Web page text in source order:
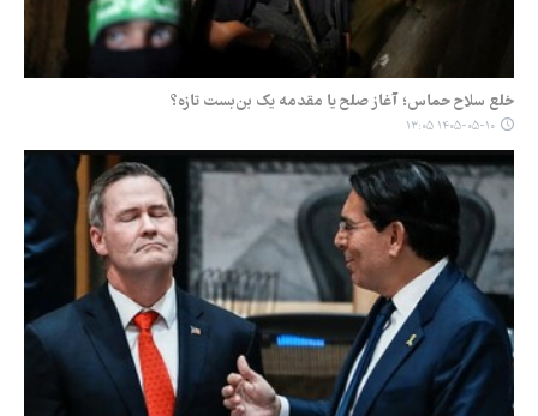
خلع سلاح حماس؛ آغاز صلح یا مقدمه یک بن‌بست تازه؟
۱۴۰۵-۰۵-۱۰ ۱۳:۰۵